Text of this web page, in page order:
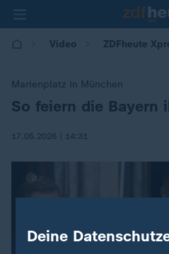
Video ZDFheute
Marienplatz in München
:
So feiern die Bayern
17.05.2026 | 14:31
Deine